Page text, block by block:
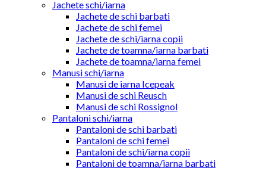
Jachete schi/iarna
Jachete de schi barbati
Jachete de schi femei
Jachete de schi/iarna copii
Jachete de toamna/iarna barbati
Jachete de toamna/iarna femei
Manusi schi/iarna
Manusi de iarna Icepeak
Manusi de schi Reusch
Manusi de schi Rossignol
Pantaloni schi/iarna
Pantaloni de schi barbati
Pantaloni de schi femei
Pantaloni de schi/iarna copii
Pantaloni de toamna/iarna barbati